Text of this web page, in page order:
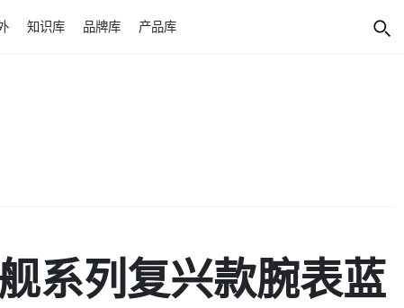
知识库 品牌库 产品库
系列复兴款腕表蓝